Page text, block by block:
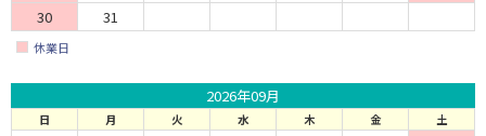
30
31
休業日
2026年09月
日 月 火 水 木 金 土